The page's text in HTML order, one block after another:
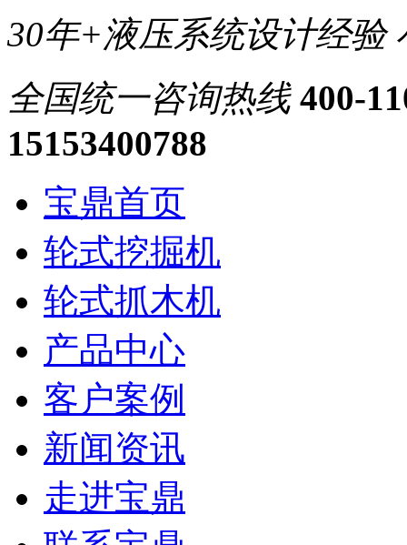
30年+液压系统设计经验
全国统一咨询热线 400-
15153400788
宝鼎首页
轮式挖掘机
轮式抓木机
产品中心
客户案例
新闻资讯
走进宝鼎